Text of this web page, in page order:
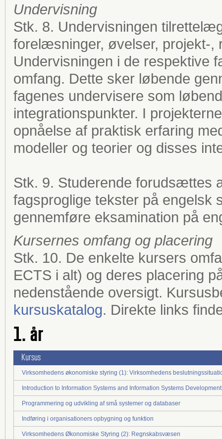
Undervisning
Stk. 8. Undervisningen
forelæsninger, øvelser, projekt-,
Undervisningen i de respektive
omfang. Dette sker løbende
fagenes undervisere som
integrationspunkter. I
opnåelse af praktisk erfaring
modeller og teorier og disses
Stk. 9. Studerende forudsættes
fagsproglige tekster på engelsk
gennemføre eksamination på
Kursernes omfang og placering
Stk. 10. De enkelte kursers
ECTS i alt) og deres placering
nedenstående oversigt.
kursuskatalog. Direkte links
1. år
Kursus
Virksomhedens økonomiske styring (1): Virksomhedens
Introduction to Information Systems and Information Systems Development
Programmering og udvikling af små systemer og databaser
Indføring i organisationers opbygning og funktion
Virksomhedens Økonomiske Styring (2): Regnskabsvæsen